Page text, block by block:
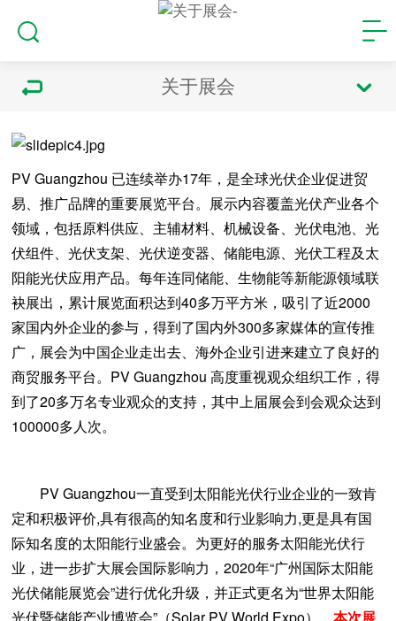
关于展会
PV Guangzhou 已连续举办17年，是全球光伏企业促进贸
易、推广品牌的重要展览平台。展示内容覆盖光伏产业各个
领域，包括原料供应、主辅材料、机械设备、光伏电池、光
伏组件、光伏支架、光伏逆变器、储能电源、光伏工程及太
阳能光伏应用产品。每年连同储能、生物能等新能源领域联
袂展出，累计展览面积达到40多万平方米，吸引了近2000
家国内外企业的参与，得到了国内外300多家媒体的宣传推
广，展会为中国企业走出去、海外企业引进来建立了良好的
商贸服务平台。PV Guangzhou 高度重视观众组织工作，得
到了20多万名专业观众的支持，其中上届展会到会观众达到
100000多人次。
PV Guangzhou一直受到太阳能光伏行业企业的一致肯
定和积极评价,具有很高的知名度和行业影响力,更是具有国
际知名度的太阳能行业盛会。为更好的服务太阳能光伏行
业，进一步扩大展会国际影响力，2020年“广州国际太阳能
光伏储能展览会”进行优化升级，并正式更名为“世界太阳能